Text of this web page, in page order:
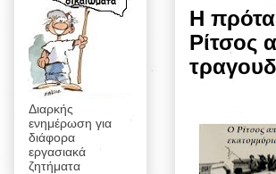
Η
Ρίτσος
Διαρκής
ενημέρωση για
διάφορα
εργασιακά
ζητήματα